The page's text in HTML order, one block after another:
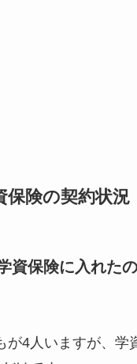
保険の契約状況
資保険に入れた
が4人いますが、学